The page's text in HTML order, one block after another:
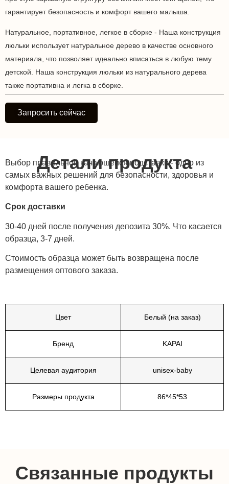
гарантирует безопасность и комфорт вашего малыша.
Натуральное, портативное, легкое в сборке - Наша конструкция
люльки использует натуральное дерево в качестве основного
материала, что позволяет идеально вписаться в любую тему
детской. Наша конструкция люльки из натурального дерева
также портативна и легка в сборке.
Запросить сейчас
Детали продукта
Выбор правильной качающейся подставки - одно из
самых важных решений для безопасности, здоровья и
комфорта вашего ребенка.
Срок доставки
30-40 дней после получения депозита 30%. Что касается
образца, 3-7 дней.
Стоимость образца может быть возвращена после
размещения оптового заказа.
Цвет Белый (на заказ)
Бренд KAPAI
Целевая аудитория unisex-baby
Размеры продукта 86*45*53
Связанные продукты